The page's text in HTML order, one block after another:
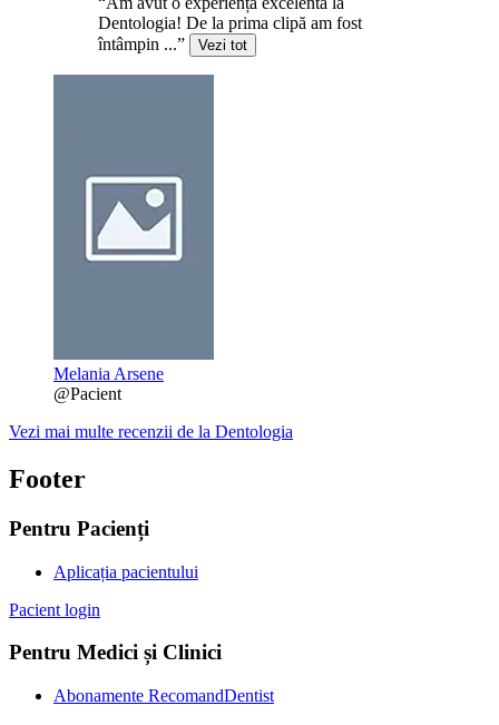
Dentologia! De la prima clipă am fost
întâmpin ...”
Vezi tot
Melania Arsene
@Pacient
Vezi mai multe recenzii de la Dentologia
Footer
Pentru Pacienți
Aplicația pacientului
Pacient login
Pentru Medici și Clinici
Abonamente RecomandDentist